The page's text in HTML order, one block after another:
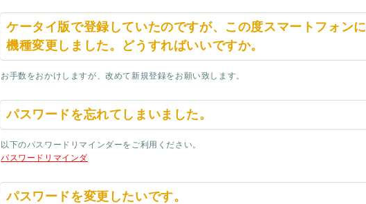
ケータイ版で登録していたのですが、この度スマートフォンに
機種変更しました。どうすればいいですか。
お手数をおかけしますが、改めて新規登録をお願い致します。
パスワードを忘れてしまいました。
以下のパスワードリマインダーをご利用ください。
パスワードリマインダ
パスワードを変更したいです。